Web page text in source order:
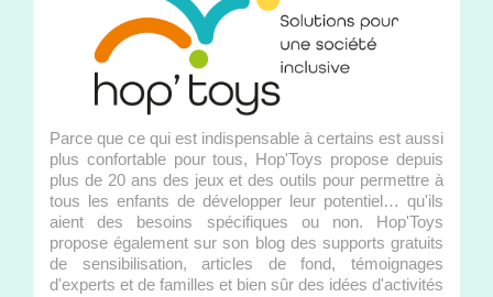
Parce que ce qui est indispensable à certains est aussi
plus confortable pour tous, Hop'Toys propose depuis
plus de 20 ans des jeux et des outils pour permettre à
tous les enfants de développer leur potentiel… qu'ils
aient des besoins spécifiques ou non. Hop'Toys
propose également sur son blog des supports gratuits
de sensibilisation, articles de fond, témoignages
d'experts et de familles et bien sûr des idées d'activités